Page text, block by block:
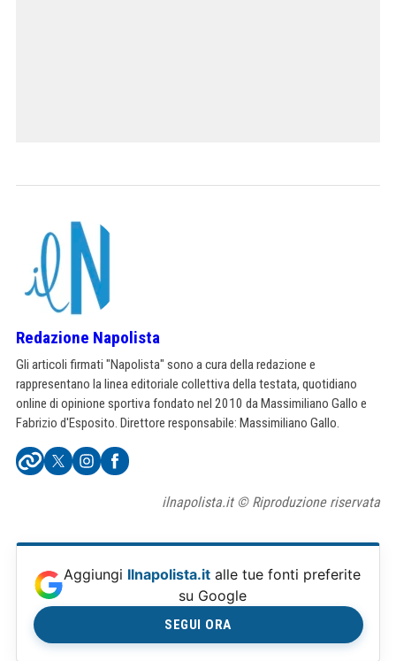
Redazione Napolista
Gli articoli firmati "Napolista" sono a cura della redazione e
rappresentano la linea editoriale collettiva della testata, quotidiano
online di opinione sportiva fondato nel 2010 da Massimiliano Gallo e
Fabrizio d'Esposito. Direttore responsabile: Massimiliano Gallo.
ilnapolista.it © Riproduzione riservata
Aggiungi Ilnapolista.it alle tue fonti preferite
su Google
SEGUI ORA